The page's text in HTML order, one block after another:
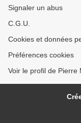
Signaler un abus
C.G.U.
Cookies et données
Préférences cookies
Voir le profil de Pierre